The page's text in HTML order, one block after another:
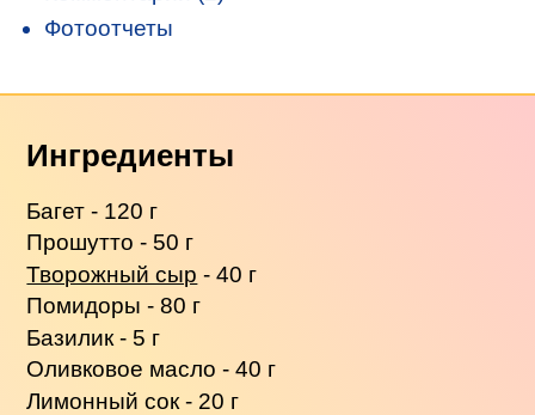
Фотоотчеты
Ингредиенты
Багет - 120 г
Прошутто - 50 г
Творожный сыр - 40 г
Помидоры - 80 г
Базилик - 5 г
Оливковое масло - 40 г
Лимонный сок - 20 г